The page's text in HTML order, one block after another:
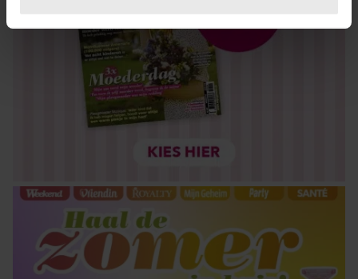
intrekken in de Cookieverklaring.
We gebruiken cookies om content en advertenties te
personaliseren, om functies voor social media te bieden
en om ons websiteverkeer te analyseren. Ook delen we
informatie over uw gebruik van onze site met onze
partners kunnen deze gegevens combineren met andere
verzameld op basis van uw gebruik van hun services. U
gaat akkoord met onze cookies als u onze website blijft
gebruiken.